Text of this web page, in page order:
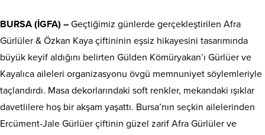
BURSA (İGFA) – Geçtiğimiz günlerde gerçekleştirilen Afra
Gürlüler & Özkan Kaya çiftininin eşsiz hikayesini tasarımında
büyük keyif aldığını belirten Gülden Kömüryakan’ı Gürlüer ve
Kayalıca aileleri organizasyonu övgü memnuniyet söylemleriyle
taçlandırdı. Masa dekorlarındaki soft renkler, mekandaki ışıklar
davetlilere hoş bir akşam yaşattı. Bursa’nın seçkin ailelerinden
Ercüment-Jale Gürlüer çiftinin güzel zarif Afra Gürlüler ve